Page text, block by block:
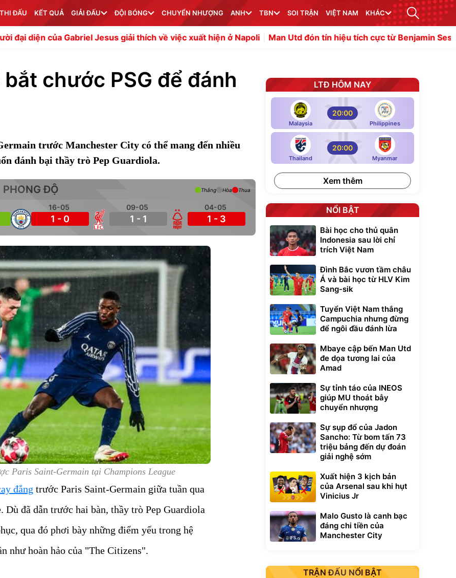
ĐẤU KẾT QUẢ GIẢI ĐẤU ĐỘI BÓNG CHUYỂN NHƯỢNG ANH TBN SOI TRẬN VIỆT NAM KHÁC
Gabriel Jesus giải thích về việc xuất hiện ở Napoli Man Utd đón tín hiệu tích cực từ Benjamin Sesko Bản chất
chước PSG để đánh
trước Manchester City có thể mang đến nhiều
đánh bại thầy trò Pep Guardiola.
PHONG ĐỘ
16-05
1 - 0
09-05
1 - 1
04-05
1 - 3
Thắng Hòa Thua
Paris Saint-Germain tại Champions League
đắng trước Paris Saint-Germain giữa tuần qua
Dù đã dẫn trước hai bàn, thầy trò Pep Guardiola
qua đó phơi bày những điểm yếu trong hệ
như hoàn hảo của "The Citizens".
LTĐ HÔM NAY
Malaysia
20:00
Philippines
Thailand
20:00
Myanmar
Xem thêm
NỔI BẬT
Bài học cho thủ quân
Indonesia sau lời chỉ
trích Việt Nam
Đình Bắc vươn tầm châu
Á và bài học từ HLV Kim
Sang-sik
Tuyển Việt Nam thắng
Campuchia nhưng đừng
để ngôi đầu đánh lừa
Mbaye cập bến Man Utd
đe dọa tương lai của
Amad
Sự tỉnh táo của INEOS
giúp MU thoát bẫy
chuyển nhượng
Sự sụp đổ của Jadon
Sancho: Từ bom tấn 73
triệu bảng đến dự đoán
giải nghệ sớm
Xuất hiện 3 kịch bản
của Arsenal sau khi hụt
Vinicius Jr
Malo Gusto là canh bạc
đáng chi tiền của
Manchester City
TRẬN ĐẤU NỔI BẬT